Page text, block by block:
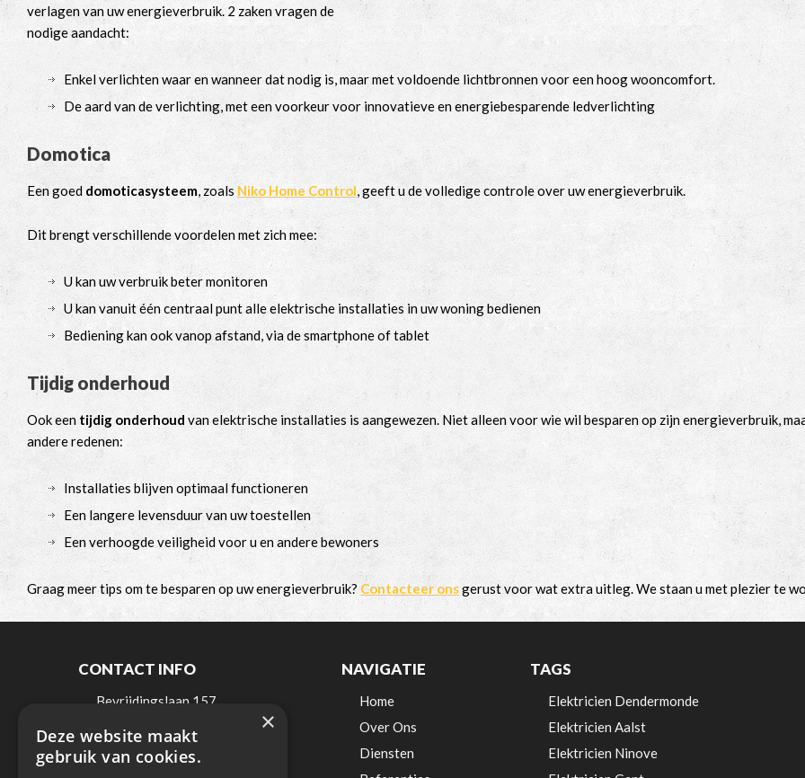
verlagen van uw energieverbruik. 2 zaken vragen de
nodige aandacht:
Enkel verlichten waar en wanneer dat nodig is, maar met voldoende lichtbronnen voor een hoog wooncomfort.
De aard van de verlichting, met een voorkeur voor innovatieve en energiebesparende ledverlichting
Domotica
Een goed domoticasysteem, zoals Niko Home Control, geeft u de volledige controle over uw energieverbruik.
Dit brengt verschillende voordelen met zich mee:
U kan uw verbruik beter monitoren
U kan vanuit één centraal punt alle elektrische installaties in uw woning bedienen
Bediening kan ook vanop afstand, via de smartphone of tablet
Tijdig onderhoud
Ook een tijdig onderhoud van elektrische installaties is aangewezen. Niet alleen voor wie wil besparen op zijn energieverbruik,
andere redenen:
Installaties blijven optimaal functioneren
Een langere levensduur van uw toestellen
Een verhoogde veiligheid voor u en andere bewoners
Graag meer tips om te besparen op uw energieverbruik? Contacteer onsgerust voor wat extra uitleg. We staan u met plezier te
CONTACT INFO
Bevrijdingslaan 157
België
NAVIGATIE
Home
Over Ons
Diensten
TAGS
Elektricien Dendermonde
Elektricien Aalst
Elektricien Ninove
×
Deze website maakt
gebruik van cookies.